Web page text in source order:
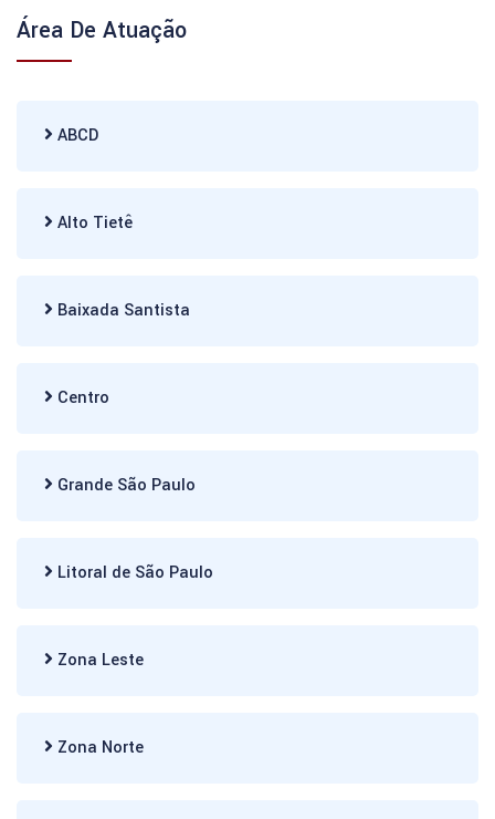
Área De Atuação
ABCD
Alto Tietê
Baixada Santista
Centro
Grande São Paulo
Litoral de São Paulo
Zona Leste
Zona Norte